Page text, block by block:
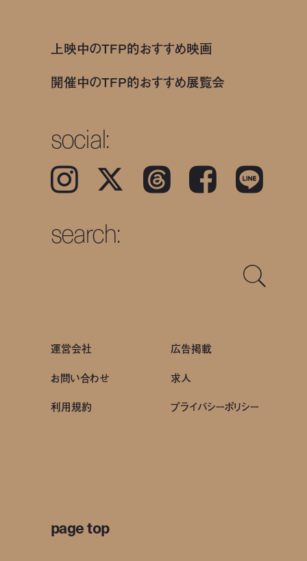
上映中のTFP的おすすめ映画
開催中のTFP的おすすめ展覧会
social:
Instagram 𝕏 Threads Facebook LINE
search:
運営会社
広告掲載
お問い合わせ
求人
利用規約
プライバシーポリシー
page top